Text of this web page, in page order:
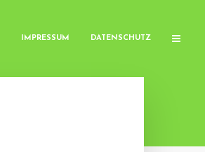
IMPRESSUM DATENSCHUTZ